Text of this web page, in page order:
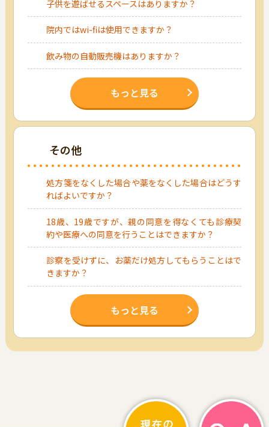
子供を遊ばせるスペースはありますか？
院内ではwi-fiは使用できますか？
飲み物の自動販売機はありますか？
もっと見る
その他
処方箋をなくした場合や薬をなくした場合はどうす
ればよいですか？
18歳、19歳ですが、親の同意を得なくても診療契
約や医療への同意を行うことはできますか？
診察を受けずに、お薬だけ処方してもらうことはで
きますか？
もっと見る